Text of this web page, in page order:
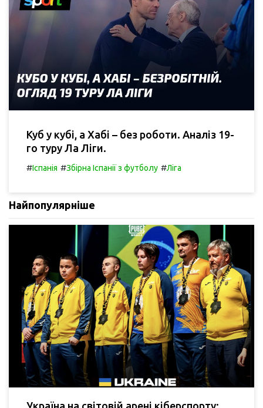
Куб у кубі, а Хабі – без роботи. Аналіз 19-
го туру Ла Ліги.
#Іспанія #Збірна Іспанії з футболу #Ліга
Найпопулярніше